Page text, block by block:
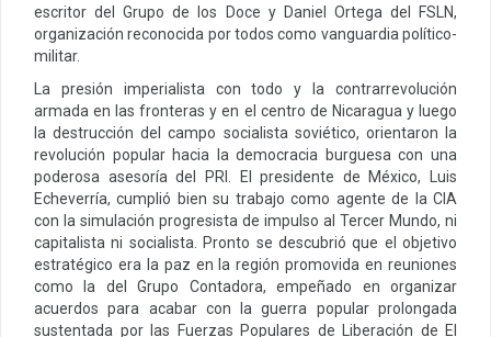
escritor del Grupo de los Doce y Daniel Ortega del FSLN,
organización reconocida por todos como vanguardia político-
militar.
La presión imperialista con todo y la contrarrevolución
armada en las fronteras y en el centro de Nicaragua y luego
la destrucción del campo socialista soviético, orientaron la
revolución popular hacia la democracia burguesa con una
poderosa asesoría del PRI. El presidente de México, Luis
Echeverría, cumplió bien su trabajo como agente de la CIA
con la simulación progresista de impulso al Tercer Mundo, ni
capitalista ni socialista. Pronto se descubrió que el objetivo
estratégico era la paz en la región promovida en reuniones
como la del Grupo Contadora, empeñado en organizar
acuerdos para acabar con la guerra popular prolongada
sustentada por las Fuerzas Populares de Liberación de El